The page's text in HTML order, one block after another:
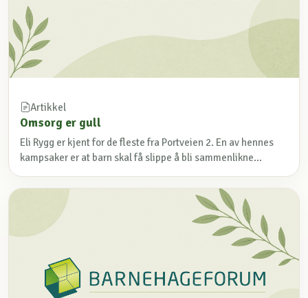
Artikkel
Omsorg er gull
Eli Rygg er kjent for de fleste fra Portveien 2. En av hennes
kampsaker er at barn skal få slippe å bli sammenlikne...